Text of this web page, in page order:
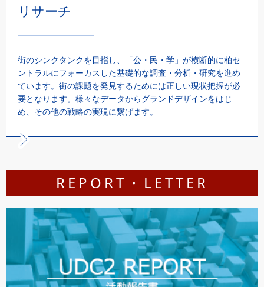
リサーチ
街のシンクタンクを目指し、「公・民・学」が横断的に柏セ
ントラルにフォーカスした基礎的な調査・分析・研究を進め
ています。街の課題を発見するためには正しい現状把握が必
要となります。様々なデータからグランドデザインをはじ
め、その他の戦略の実現に繋げます。
REPORT・LETTER